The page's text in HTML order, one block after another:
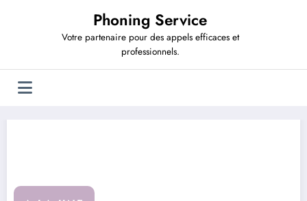
Phoning Service
Votre partenaire pour des appels efficaces et
professionnels.